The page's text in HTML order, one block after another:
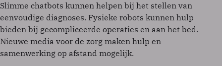
Slimme chatbots kunnen helpen bij het stellen van
eenvoudige diagnoses. Fysieke robots kunnen hulp
bieden bij gecompliceerde operaties en aan het bed.
Nieuwe media voor de zorg maken hulp en
samenwerking op afstand mogelijk.